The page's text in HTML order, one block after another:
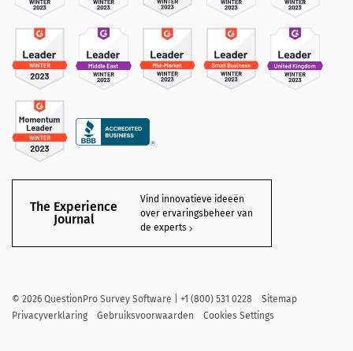
The Experience
Journal
Vind innovatieve ideeën
over ervaringsbeheer van
de experts
© 2026 QuestionPro Survey Software | +1 (800) 531 0228
Sitemap
Privacyverklaring
Gebruiksvoorwaarden Cookies Settings